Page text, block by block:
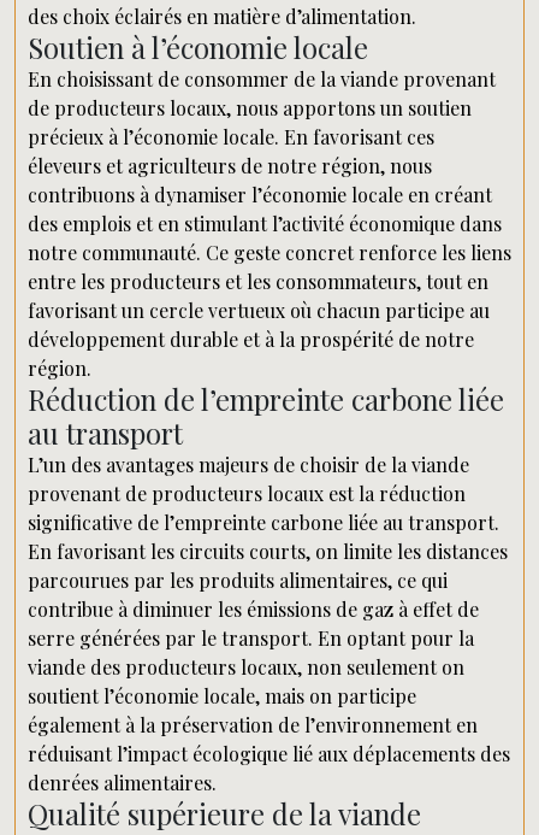
des choix éclairés en matière d’alimentation.
Soutien à l’économie locale
En choisissant de consommer de la viande provenant
de producteurs locaux, nous apportons un soutien
précieux à l’économie locale. En favorisant ces
éleveurs et agriculteurs de notre région, nous
contribuons à dynamiser l’économie locale en créant
des emplois et en stimulant l’activité économique dans
notre communauté. Ce geste concret renforce les liens
entre les producteurs et les consommateurs, tout en
favorisant un cercle vertueux où chacun participe au
développement durable et à la prospérité de notre
région.
Réduction de l’empreinte carbone liée
au transport
L’un des avantages majeurs de choisir de la viande
provenant de producteurs locaux est la réduction
significative de l’empreinte carbone liée au transport.
En favorisant les circuits courts, on limite les distances
parcourues par les produits alimentaires, ce qui
contribue à diminuer les émissions de gaz à effet de
serre générées par le transport. En optant pour la
viande des producteurs locaux, non seulement on
soutient l’économie locale, mais on participe
également à la préservation de l’environnement en
réduisant l’impact écologique lié aux déplacements des
denrées alimentaires.
Qualité supérieure de la viande